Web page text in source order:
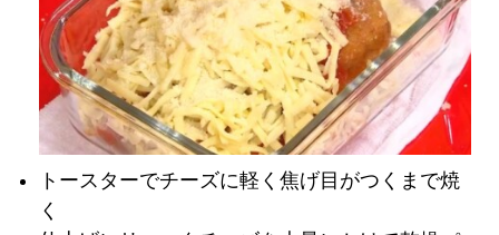
トースターでチーズに軽く焦げ目がつくまで焼
く